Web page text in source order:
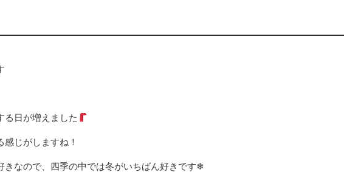
る日が増えました
じがしますね！
きなので、四季の中では冬がいちばん好きです❄